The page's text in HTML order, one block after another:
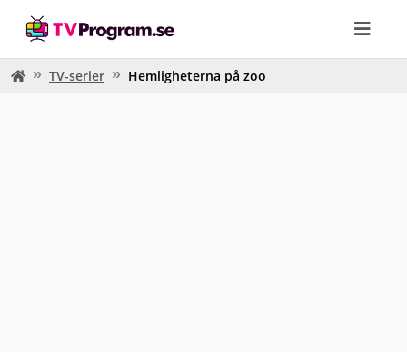
TV-serier Hemligheterna på zoo